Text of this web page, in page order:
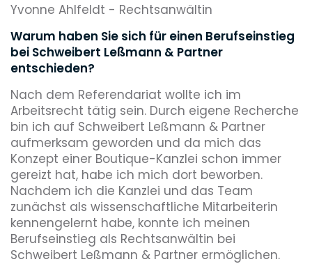
Yvonne Ahlfeldt - Rechtsanwältin
Warum haben Sie sich für einen Berufseinstieg
bei Schweibert Leßmann & Partner
entschieden?
Nach dem Referendariat wollte ich im
Arbeitsrecht tätig sein. Durch eigene Recherche
bin ich auf Schweibert Leßmann & Partner
aufmerksam geworden und da mich das
Konzept einer Boutique-Kanzlei schon immer
gereizt hat, habe ich mich dort beworben.
Nachdem ich die Kanzlei und das Team
zunächst als wissenschaftliche Mitarbeiterin
kennengelernt habe, konnte ich meinen
Berufseinstieg als Rechtsanwältin bei
Schweibert Leßmann & Partner ermöglichen.